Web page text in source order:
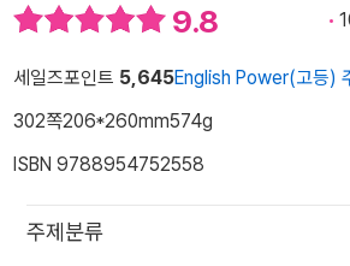
9.8
세일즈포인트 5,645English Power(고등)
302쪽206*260mm574g
ISBN 9788954752558
주제분류